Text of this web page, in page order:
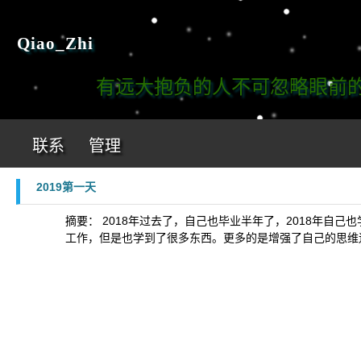
Qiao_Zhi
有远大抱负的人不可忽略眼
联系 管理
2019第一天
摘要： 2018年过去了，自己也毕业半年了，2018年自己
工作，但是也学到了很多东西。更多的是增强了自己的思